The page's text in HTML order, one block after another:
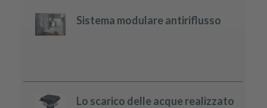
Sistema modulare antiriflusso
Lo scarico delle acque realizzato